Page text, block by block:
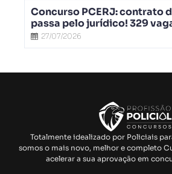
Concurso PCERJ: contrato
passa pelo jurídico! 329
27/07/2026
Totalmente idealizado por Policiais
somos o mais novo, melhor e completo
acelerar a sua aprovação em